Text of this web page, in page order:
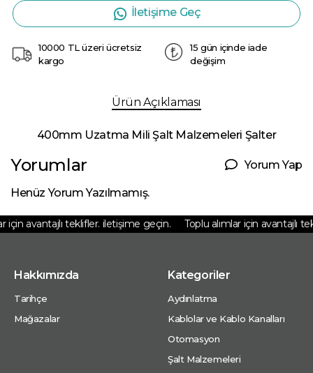
İletişime Geç
10000 TL üzeri ücretsiz
kargo
15 gün içinde iade
değişim
Ürün Açıklaması
400mm Uzatma Mili Şalt Malzemeleri Şalter
Yorumlar Yorum Yap
Henüz Yorum Yazılmamış.
için avantajlı teklifler. iletişime geçin. Toplu alımlar için avantajlı
Hakkımızda
Tarihçe
Mağazalar
Kategoriler
Aydınlatma
Kablolar ve Kablo Kanalları
Otomasyon
Şalt Malzemeleri